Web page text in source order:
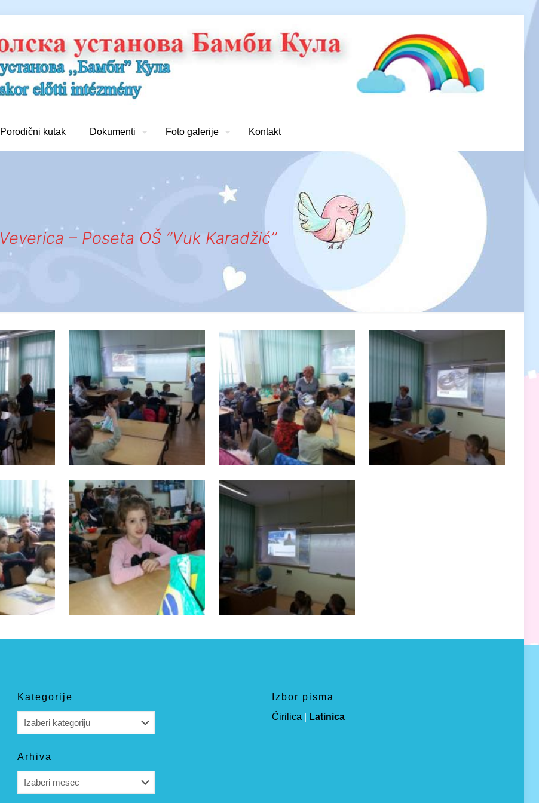
Porodični kutak Dokumenti Foto galerije Kontakt
Veverica – Poseta OŠ ’’Vuk Karadžić’’
Kategorije
Arhiva
Izbor pisma
Ćirilica
Latinica